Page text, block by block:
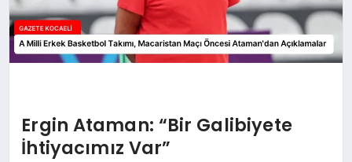
Ergin Ataman: “Bir Galibiyete
İhtiyacımız Var”